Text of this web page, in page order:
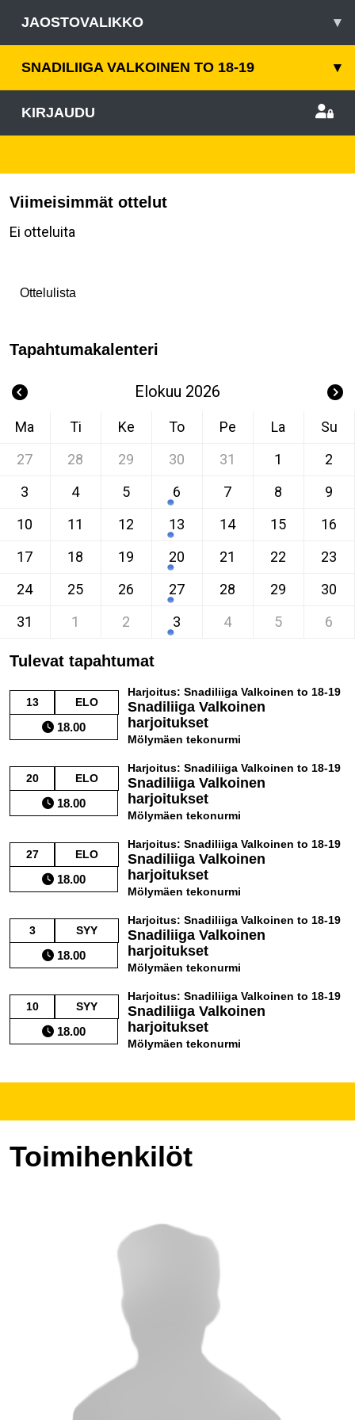
JAOSTOVALIKKO ▾
SNADILIIGA VALKOINEN TO 18-19 ▾
KIRJAUDU
Viimeisimmät ottelut
Ei otteluita
Ottelulista
Tapahtumakalenteri
Elokuu 2026
Ma Ti Ke To Pe La
Su
27
28 29 30 31 1
2
3
4 5 6 7 8
9
10
11 12 13 14 15
16
17
18 19 20 21 22
23
24
25 26 27 28 29
30
31
1 2 3 4 5 6
Tulevat tapahtumat
13 ELO
18.00
Harjoitus: Snadiliiga Valkoinen to 18-19
Snadiliiga Valkoinen
harjoitukset
Mölymäen tekonurmi
20 ELO
18.00
Harjoitus: Snadiliiga Valkoinen to 18-19
Snadiliiga Valkoinen
harjoitukset
Mölymäen tekonurmi
27 ELO
18.00
Harjoitus: Snadiliiga Valkoinen to 18-19
Snadiliiga Valkoinen
harjoitukset
Mölymäen tekonurmi
3 SYY
18.00
Harjoitus: Snadiliiga Valkoinen to 18-19
Snadiliiga Valkoinen
harjoitukset
Mölymäen tekonurmi
10 SYY
18.00
Harjoitus: Snadiliiga Valkoinen to 18-19
Snadiliiga Valkoinen
harjoitukset
Mölymäen tekonurmi
Toimihenkilöt